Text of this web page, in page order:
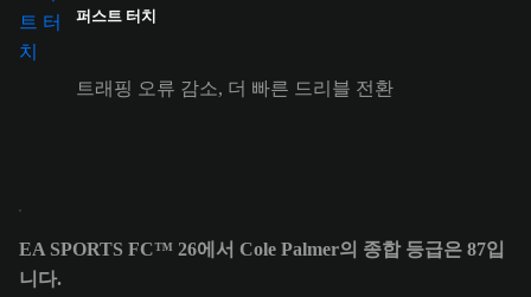
퍼스트 터치
트래핑 오류 감소, 더 빠른 드리블 전환
EA SPORTS FC™ 26에서 Cole Palmer의 종합 등급은 87입
니다.